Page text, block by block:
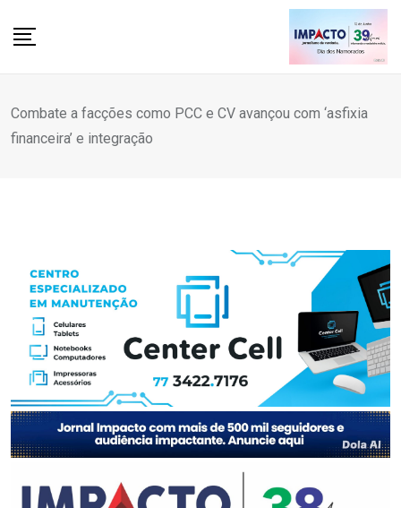
Combate a facções como PCC e CV avançou com ‘asfixia
financeira’ e integração